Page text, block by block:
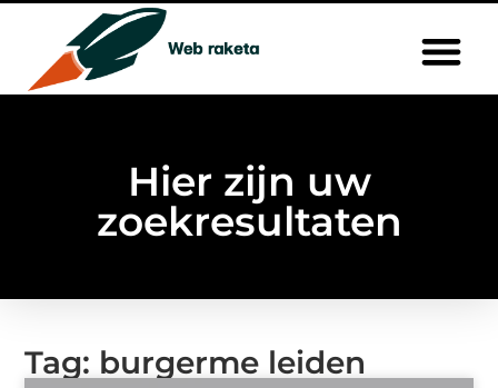
Hier zijn uw
zoekresultaten
Tag: burgerme leiden